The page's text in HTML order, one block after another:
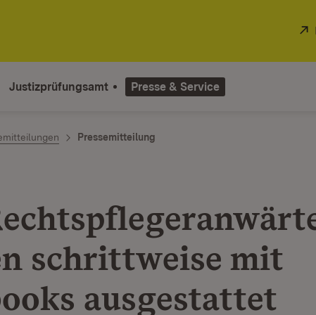
Justizprüfungsamt Presse & Service
Pressemitteilung
schrittweise mit
ausgestattet